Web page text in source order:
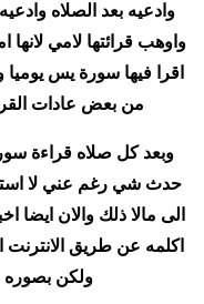
وادعيه بعد الصلاه
واوهب قرائتها لامي لانها
اقرا فيها سورة يس يوميا
من بعض عادات
وبعد كل صلاه قراءة
حدث شي رغم عني لا
الى مالا ذلك والان
اكلمه عن طريق الانترنت
ولكن بصوره